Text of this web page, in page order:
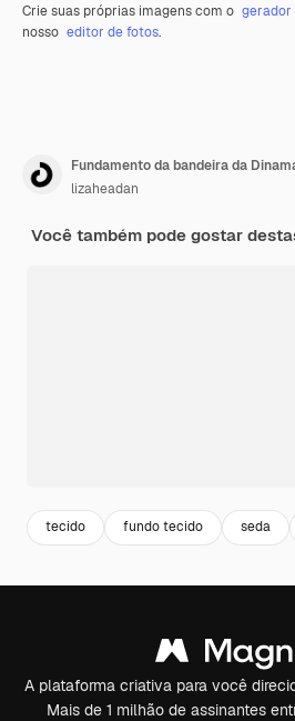
Crie suas próprias imagens com o gerador
nosso editor de fotos.
Fundamento da bandeira da
lizaheadan
Você também pode gostar
tecido fundo tecido seda
A plataforma criativa para você
Mais de 1 milhão de assinantes